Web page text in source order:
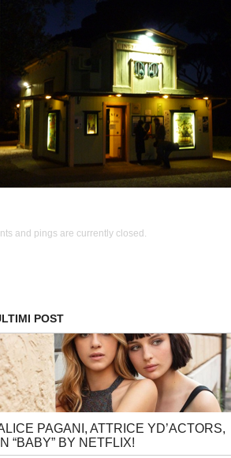
and pings are currently closed.
POST
PAGANI, ATTRICE YD’ACTORS,
IN “BABY” BY NETFLIX!